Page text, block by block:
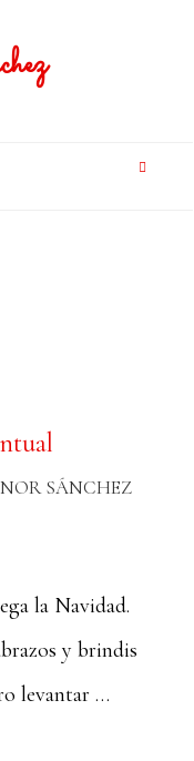
SÁNCHEZ
la Navidad.
y brindis
levantar …